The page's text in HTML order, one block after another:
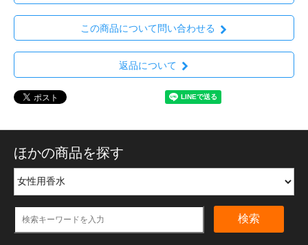
この商品について問い合わせる
返品について
ほかの商品を探す
検索